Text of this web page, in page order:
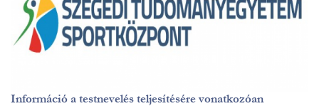
Információ a testnevelés teljesítésére vonatkozóan